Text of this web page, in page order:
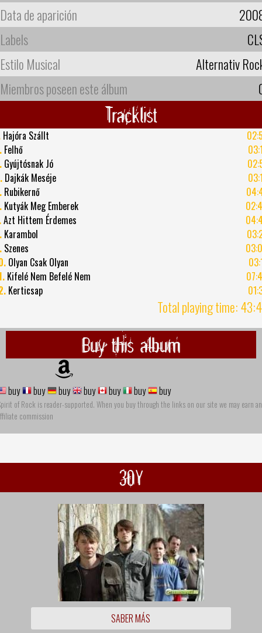
Data de aparición
Labels
Estilo Musical
Alternativ
Miembros poseen este álbum
Tracklist
Hajóra Szállt
Felhő
Gyújtósnak Jó
Dajkák Meséje
Rubikernő
Kutyák Meg Emberek
Azt Hittem Érdemes
Karambol
Szenes
Olyan Csak Olyan
Kifelé Nem Befelé Nem
Kerticsap
Total playing time:
Buy this album
buy buy buy buy buy buy buy
of Rock is reader-supported. When you buy through the links on our site we may earn an
commission
30Y
SABER MÁS